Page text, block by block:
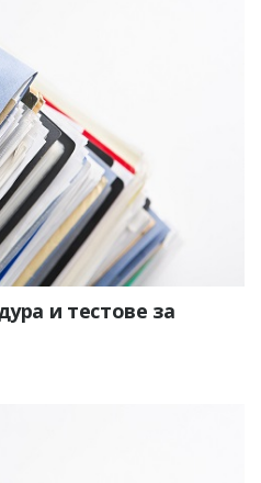
и тестове за